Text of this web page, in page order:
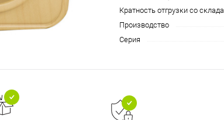
Кратность отгрузки со склада
Производство
Серия